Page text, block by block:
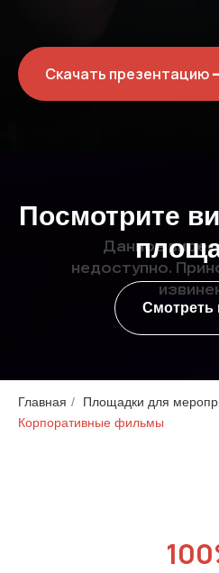
Скачать презентацию
Посмотрите
Смотреть
Главная / Площадки для
Корпоративные фильмы